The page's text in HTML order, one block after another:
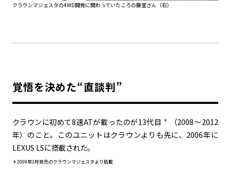
クラウンマジェスタの4WD開発に関わっていたころの藤堂さん（右）
覚悟を決めた“直談判”
クラウンに初めて8速ATが載ったのが13代目 ＊
（2008～2012
年）のこと。このユニットはクラウンよりも先に、2006年に
LEXUS LSに搭載された。
＊2009年3月発売のクラウンマジェスタより搭載